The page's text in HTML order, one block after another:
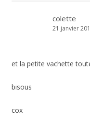
colette
21 janvier
et la petite vachette
bisous
cox